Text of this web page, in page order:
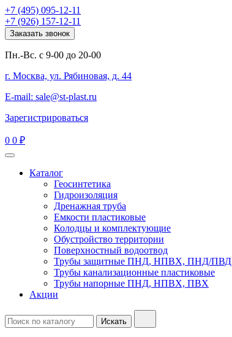
+7 (495) 095-12-11
+7 (926) 157-12-11
Заказать звонок
Пн.-Вс. с 9-00 до 20-00
г. Москва, ул. Рябиновая, д. 44
E-mail: sale@st-plast.ru
Зарегистрироваться
0 0 ₽
Каталог
Геосинтетика
Гидроизоляция
Дренажная труба
Емкости пластиковые
Колодцы и комплектующие
Обустройство территории
Поверхностный водоотвод
Трубы защитные ПНД, НПВХ, ПНД/ПВД
Трубы канализационные пластиковые
Трубы напорные ПНД, НПВХ, ПВХ
Акции